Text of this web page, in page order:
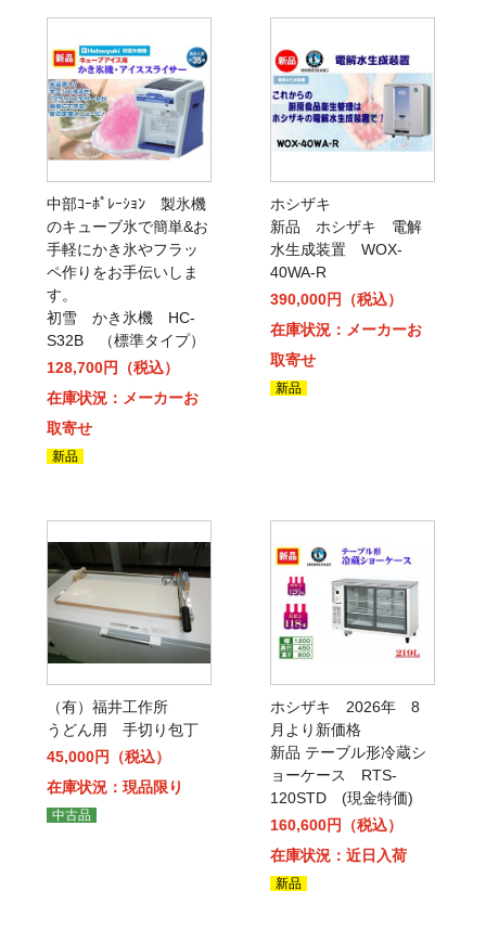
中部ｺｰﾎﾟﾚｰｼｮﾝ 製氷機
のキューブ氷で簡単&お
手軽にかき氷やフラッ
ペ作りをお手伝いしま
す。
初雪 かき氷機 HC-
S32B （標準タイプ）
128,700円（税込）
在庫状況：メーカーお
取寄せ
新品
ホシザキ
新品 ホシザキ 電解
水生成装置 WOX-
40WA-R
390,000円（税込）
在庫状況：メーカーお
取寄せ
新品
（有）福井工作所
うどん用 手切り包丁
45,000円（税込）
在庫状況：現品限り
中古品
ホシザキ 2026年 8
月より新価格
新品 テーブル形冷蔵シ
ョーケース RTS-
120STD (現金特価)
160,600円（税込）
在庫状況：近日入荷
新品